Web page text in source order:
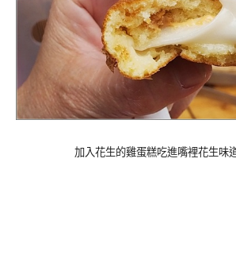
加入花生的雞蛋糕吃進嘴裡花生味